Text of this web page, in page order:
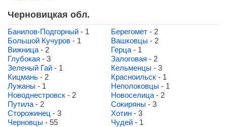
Черновицкая обл.
Банилов-Подгорный - 1 Берегомет - 2
Большой Кучуров - 1 Вашковцы - 2
Вижница - 2 Герца - 1
Глубокая - 3 Залоговая - 2
Зеленый Гай - 1 Кельменцы - 3
Кицмань - 2 Красноильск - 1
Лужаны - 1 Неполоковцы - 1
Новоднестровск - 2 Новоселица - 2
Путила - 2 Сокиряны - 3
Сторожинец - 3 Хотин - 3
Черновцы - 55 Чудей - 1